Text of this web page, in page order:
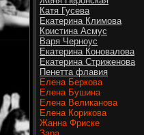
Катя Гусева
Екатерина Климова
Кристина Асмус
Варя Черноус
Екатерина Коновалова
Екатерина Стриженова
Пенетта флавия
Елена Беркова
Елена Бушина
Елена Великанова
Елена Корикова
Жанна Фриске